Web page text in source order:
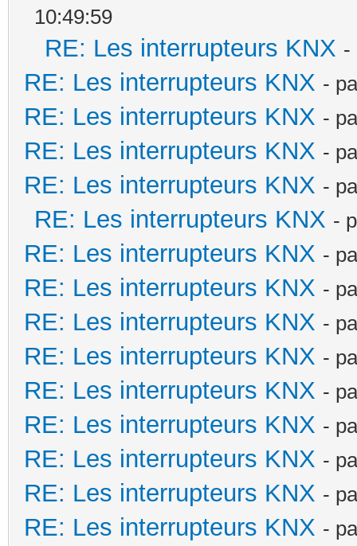
10:49:59
RE: Les interrupteurs KNX -
RE: Les interrupteurs KNX -
RE: Les interrupteurs KNX -
RE: Les interrupteurs KNX -
RE: Les interrupteurs KNX -
RE: Les interrupteurs KNX -
RE: Les interrupteurs KNX -
RE: Les interrupteurs KNX -
RE: Les interrupteurs KNX -
RE: Les interrupteurs KNX -
RE: Les interrupteurs KNX -
RE: Les interrupteurs KNX -
RE: Les interrupteurs KNX -
RE: Les interrupteurs KNX -
RE: Les interrupteurs KNX -